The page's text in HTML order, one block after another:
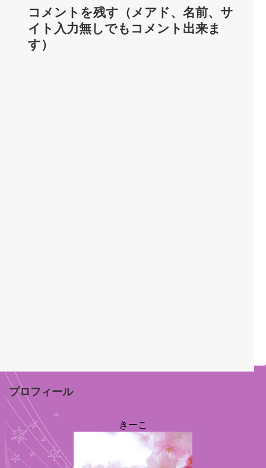
コメントを残す（メアド、名前、サ
イト入力無しでもコメント出来ま
す）
プロフィール
きーこ